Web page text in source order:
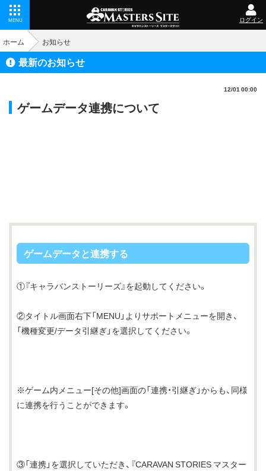
MENU ログイン
ホーム お知らせ
最新のお知らせ
12/01 00:00
ゲームデータ連携について
ゲームデータと連携する
①『キャラバンストーリーズ』を起動してください。
②タイトル画面右下「MENU」よりサポートメニューを開き、
「機種変更/データ引継ぎ」を選択してください。
※ゲーム内メニュー[その他]画面の「連携・引継ぎ」からも、同様
に連携を行うことができます。
③「連携」を選択していただき、『CARAVAN STORIES マスター